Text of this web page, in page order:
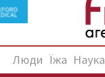
Люди Їжа Наука